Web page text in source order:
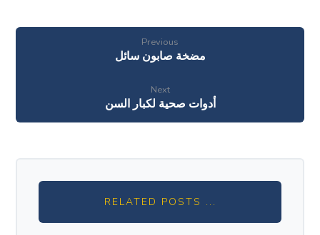
Previous
مضخة صابون سائل
Next
أدوات صحية لكبار السن
RELATED POSTS ...